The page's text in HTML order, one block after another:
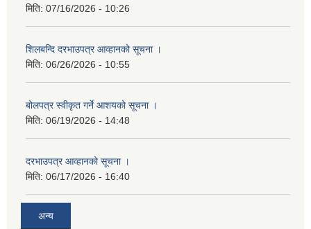
मिति: 07/16/2026 - 10:26
शिलबन्दि दरभाउपत्र आव्हानको सूचना ।
मिति: 06/26/2026 - 10:55
बोलपत्र स्वीकृत गर्ने आशयको सूचना ।
मिति: 06/19/2026 - 14:48
दरभाउपत्र आव्हानको सूचना ।
मिति: 06/17/2026 - 16:40
अन्य